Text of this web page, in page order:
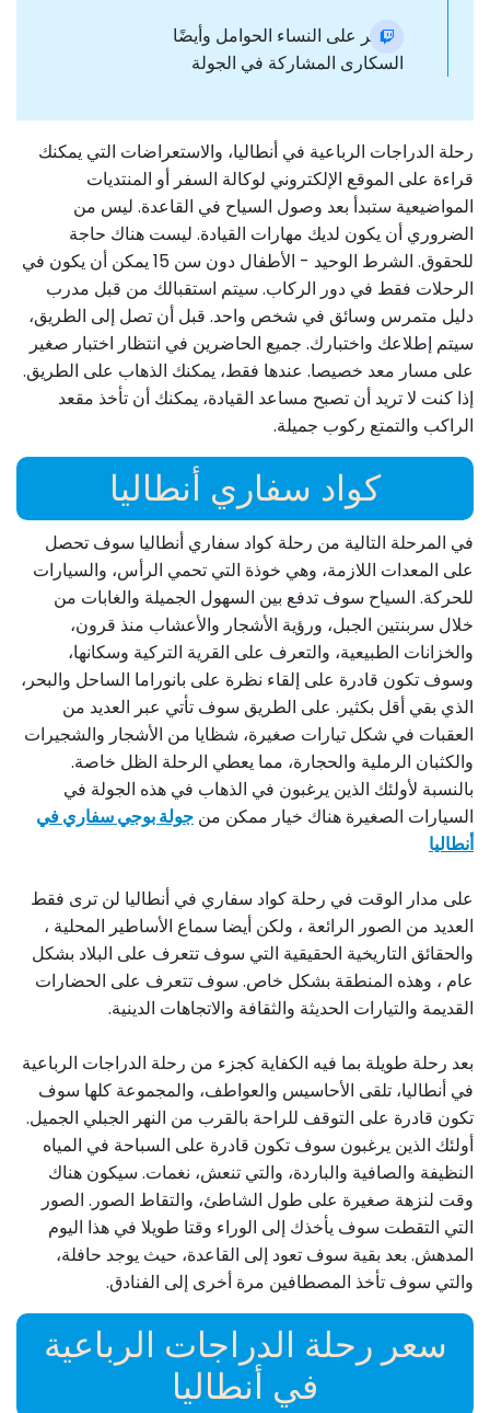
.يُحظر على النساء الحوامل وأيضًا
السكارى المشاركة في الجولة
رحلة الدراجات الرباعية في أنطاليا، والاستعراضات التي يمكنك
قراءة على الموقع الإلكتروني لوكالة السفر أو المنتديات
المواضيعية ستبدأ بعد وصول السياح في القاعدة. ليس من
الضروري أن يكون لديك مهارات القيادة. ليست هناك حاجة
للحقوق. الشرط الوحيد - الأطفال دون سن 15 يمكن أن يكون في
الرحلات فقط في دور الركاب. سيتم استقبالك من قبل مدرب
دليل متمرس وسائق في شخص واحد. قبل أن تصل إلى الطريق،
سيتم إطلاعك واختبارك. جميع الحاضرين في انتظار اختبار صغير
على مسار معد خصيصا. عندها فقط، يمكنك الذهاب على الطريق.
إذا كنت لا تريد أن تصبح مساعد القيادة، يمكنك أن تأخذ مقعد
الراكب والتمتع ركوب جميلة.
كواد سفاري أنطاليا
في المرحلة التالية من رحلة كواد سفاري أنطاليا سوف تحصل
على المعدات اللازمة، وهي خوذة التي تحمي الرأس، والسيارات
للحركة. السياح سوف تدفع بين السهول الجميلة والغابات من
خلال سربنتين الجبل، ورؤية الأشجار والأعشاب منذ قرون،
والخزانات الطبيعية، والتعرف على القرية التركية وسكانها،
وسوف تكون قادرة على إلقاء نظرة على بانوراما الساحل والبحر،
الذي بقي أقل بكثير. على الطريق سوف تأتي عبر العديد من
العقبات في شكل تيارات صغيرة، شظايا من الأشجار والشجيرات
والكثبان الرملية والحجارة، مما يعطي الرحلة الظل خاصة.
بالنسبة لأولئك الذين يرغبون في الذهاب في هذه الجولة في
السيارات الصغيرة هناك خيار ممكن من جولة بوجي سفاري في
أنطاليا
على مدار الوقت في رحلة كواد سفاري في أنطاليا لن ترى فقط
العديد من الصور الرائعة ، ولكن أيضا سماع الأساطير المحلية ،
والحقائق التاريخية الحقيقية التي سوف تتعرف على البلاد بشكل
عام ، وهذه المنطقة بشكل خاص. سوف تتعرف على الحضارات
القديمة والتيارات الحديثة والثقافة والاتجاهات الدينية.
بعد رحلة طويلة بما فيه الكفاية كجزء من رحلة الدراجات الرباعية
في أنطاليا، تلقى الأحاسيس والعواطف، والمجموعة كلها سوف
تكون قادرة على التوقف للراحة بالقرب من النهر الجبلي الجميل.
أولئك الذين يرغبون سوف تكون قادرة على السباحة في المياه
النظيفة والصافية والباردة، والتي تنعش، نغمات. سيكون هناك
وقت لنزهة صغيرة على طول الشاطئ، والتقاط الصور. الصور
التي التقطت سوف يأخذك إلى الوراء وقتا طويلا في هذا اليوم
المدهش. بعد بقية سوف تعود إلى القاعدة، حيث يوجد حافلة،
والتي سوف تأخذ المصطافين مرة أخرى إلى الفنادق.
سعر رحلة الدراجات الرباعية
في أنطاليا